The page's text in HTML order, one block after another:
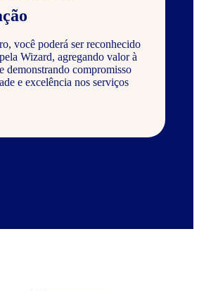
você poderá ser reconhecido
Wizard, agregando valor à
demonstrando compromisso
e excelência nos serviços